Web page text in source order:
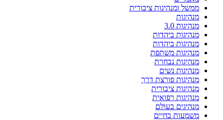
ממשל ומנהיגות ציבורית
מנהיגות
מנהיגות 3.0
מנהיגות ביהדות
מנהיגות ביהדות
מנהיגות משתפת
מנהיגות נבחרת
מנהיגות נשים
מנהיגות פורצת דרך
מנהיגות ציבורית
מנהיגות רפואית
מנהיגים בעולם
משמעות בחיים